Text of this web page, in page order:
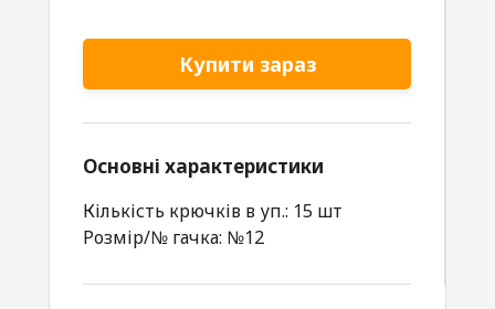
Купити зараз
Основні характеристики
Кількість крючків в уп.: 15 шт
Розмір/№ гачка: №12